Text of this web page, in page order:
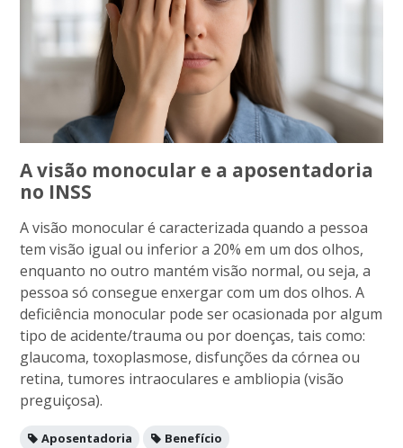
A visão monocular e a aposentadoria
no INSS
A visão monocular é caracterizada quando a pessoa
tem visão igual ou inferior a 20% em um dos olhos,
enquanto no outro mantém visão normal, ou seja, a
pessoa só consegue enxergar com um dos olhos. A
deficiência monocular pode ser ocasionada por algum
tipo de acidente/trauma ou por doenças, tais como:
glaucoma, toxoplasmose, disfunções da córnea ou
retina, tumores intraoculares e ambliopia (visão
preguiçosa).
Aposentadoria Benefício